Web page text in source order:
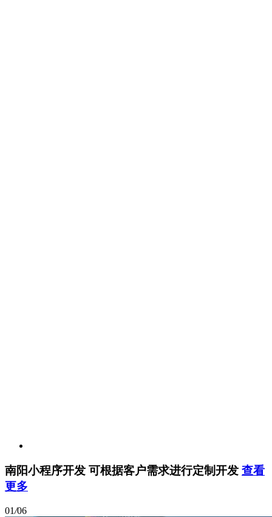
南阳小程序开发 可根据客户需求进行定制开发 查看
更多
01/06